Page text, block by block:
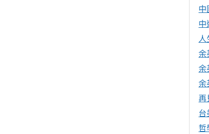
中
中
人
余
余
余
再
台